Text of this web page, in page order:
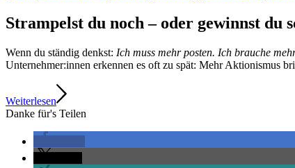
Strampelst du noch – oder gewinnst du
Wenn du ständig denkst: Ich muss mehr posten. Ich brauche
Unternehmer:innen erkennen es oft zu spät: Mehr Aktionismus
Weiterlesen
Danke für's Teilen